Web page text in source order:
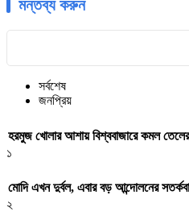
মন্তব্য করুন
সর্বশেষ
জনপ্রিয়
হরমুজ খোলার আশায় বিশ্ববাজারে কমল
১
মোদি এখন দুর্বল, এবার বড় আন্দোলনের
২